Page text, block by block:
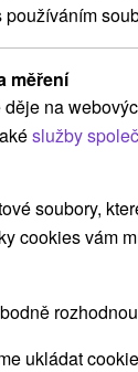
na kterém vás
25minutová
více
měření
na
služby
soubory,
cookies vám
ukládat